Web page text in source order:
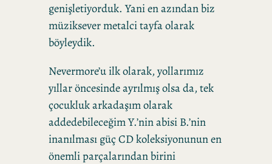
genişletiyorduk. Yani en azından biz
müziksever metalci tayfa olarak
böyleydik.
Nevermore’u ilk olarak, yollarımız
yıllar öncesinde ayrılmış olsa da, tek
çocukluk arkadaşım olarak
addedebileceğim Y.’nin abisi B.’nin
inanılması güç CD koleksiyonunun en
önemli parçalarından birini